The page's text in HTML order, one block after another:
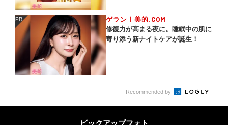
PR ゲラン｜美的.COM
修復力が高まる夜に。睡眠中の肌に
寄り添う新ナイトケアが誕生！
Recommended by
ピックアップフォト